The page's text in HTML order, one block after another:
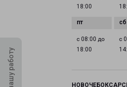
18:00
с 08:00 до
18:00
с